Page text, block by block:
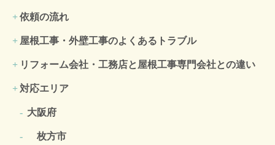
依頼の流れ
屋根工事・外壁工事のよくある トラブル
リフォーム会社・工務店と屋根工事専門会社との違い
対応エリア
大阪府
枚方市